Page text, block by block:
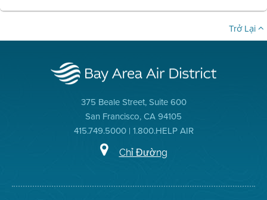
Trở Lại
375 Beale Street, Suite 600
San Francisco, CA 94105
415.749.5000 | 1.800.HELP AIR
Chỉ Đường